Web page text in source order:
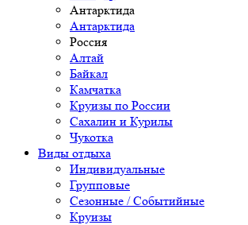
Антарктида
Антарктида
Россия
Алтай
Байкал
Камчатка
Круизы по России
Сахалин и Курилы
Чукотка
Виды отдыха
Индивидуальные
Групповые
Сезонные / Событийные
Круизы